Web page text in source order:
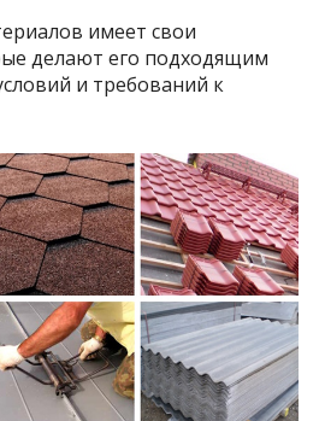
имеет свои
делают его подходящим
и требований к